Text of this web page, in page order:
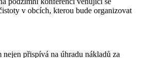
v obcích, kterou bude organizovat
přispívá na úhradu nákladů za